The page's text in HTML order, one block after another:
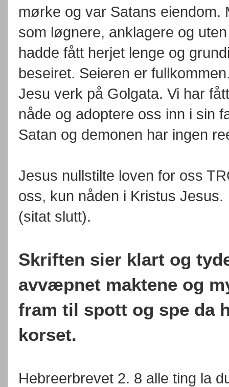
mørke og var Satans
som løgnere, anklagere og
hadde fått herjet lenge og
beseiret. Seieren er
Jesu verk på Golgata. Vi har
nåde og adoptere oss inn i sin
Satan og demonen har ingen
Jesus nullstilte loven for oss
oss, kun nåden i Kristus Jesus.
(sitat slutt).
Skriften sier klart og
avvæpnet maktene og
fram til spott og spe da
korset.
Hebreerbrevet 2. 8 alle ting la